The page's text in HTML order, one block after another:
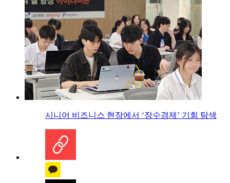
시니어 비즈니스 현장에서 ‘장수경제’ 기회 탐색